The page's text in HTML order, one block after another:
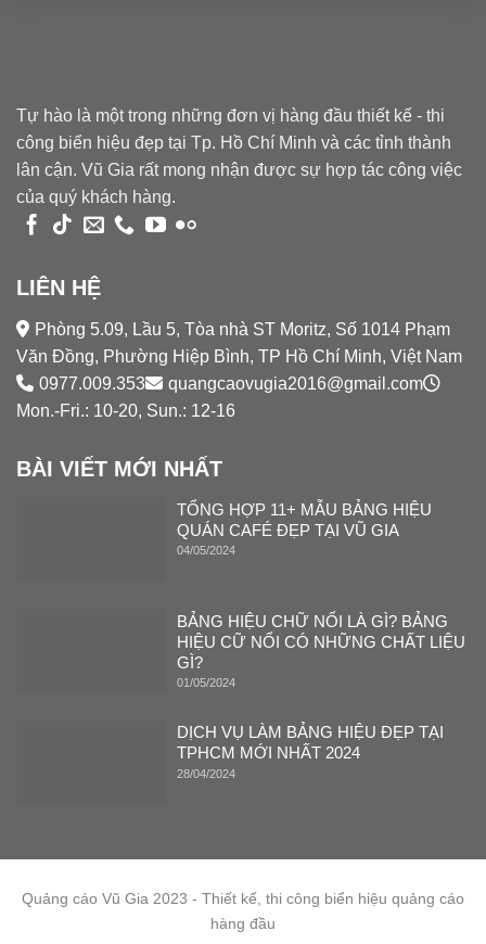
Tự hào là một trong những đơn vị hàng đầu thiết kế - thi
công biển hiệu đẹp tại Tp. Hồ Chí Minh và các tỉnh thành
lân cận. Vũ Gia rất mong nhận được sự hợp tác công việc
của quý khách hàng.
LIÊN HỆ
Phòng 5.09, Lầu 5, Tòa nhà ST Moritz, Số 1014 Phạm
Văn Đồng, Phường Hiệp Bình, TP Hồ Chí Minh, Việt Nam
0977.009.353
quangcaovugia2016@gmail.com
Mon.-Fri.: 10-20, Sun.: 12-16
BÀI VIẾT MỚI NHẤT
TỔNG HỢP 11+ MẪU BẢNG HIỆU
QUÁN CAFÉ ĐẸP TẠI VŨ GIA
04/05/2024
BẢNG HIỆU CHỮ NỔI LÀ GÌ? BẢNG
HIỆU CỮ NỔI CÓ NHỮNG CHẤT LIỆU
GÌ?
01/05/2024
DỊCH VỤ LÀM BẢNG HIỆU ĐẸP TẠI
TPHCM MỚI NHẤT 2024
28/04/2024
Quảng cáo Vũ Gia 2023 - Thiết kế, thi công biển hiệu quảng cáo
hàng đầu